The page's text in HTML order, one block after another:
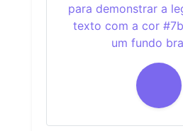
para demonstrar a
texto com a cor
um fundo